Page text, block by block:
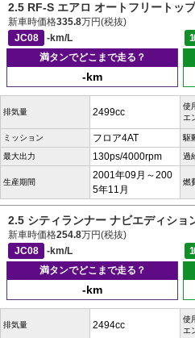
2.5 RF-S エアロ オートフリートッ
新車時価格335.8万円(税抜)
JC08
-km/L
満タンでどこまで走る？
-km
排気量 2499cc
使
エ
ミッション フロア4AT 駆
最大出力 130ps/4000rpm 過
生産期間
2001年09月～200
5年11月
燃
2.5 シティランナー ナビエディショ
新車時価格254.8万円(税抜)
JC08
-km/L
満タンでどこまで走る？
-km
排気量 2494cc
使
エ